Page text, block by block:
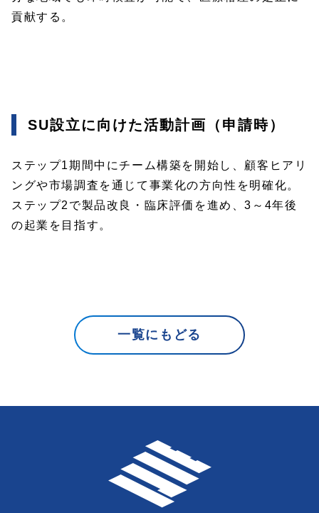
貢献する。
SU設立に向けた活動計画（申請時）
ステップ1期間中にチーム構築を開始し、顧客ヒアリ
ングや市場調査を通じて事業化の方向性を明確化。
ステップ2で製品改良・臨床評価を進め、3～4年後
の起業を目指す。
一覧にもどる